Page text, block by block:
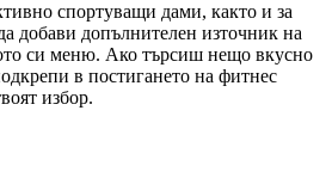
спортуващи дами, както и за
добави допълнителен източник на
си меню. Ако търсиш нещо вкусно
в постигането на фитнес
избор.